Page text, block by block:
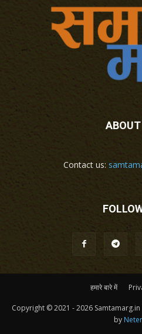
Contact us:
हमारे बारे में
Copyright © 2021 - 2026
by